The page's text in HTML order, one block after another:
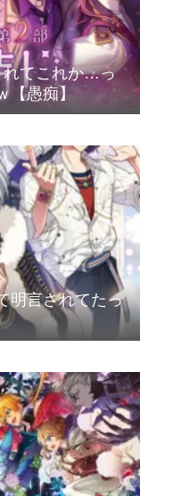
れてこれか…っ
愚痴】
明言されてたっ